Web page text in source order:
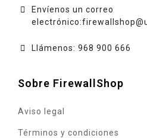
Envíenos un correo
electrónico:
Llámenos: 968 900 666
Sobre FirewallShop
Aviso legal
Términos y condiciones